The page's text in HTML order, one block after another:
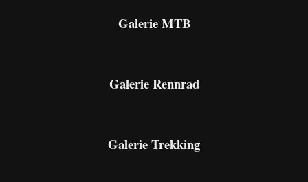
Galerie MTB
Galerie Rennrad
Galerie Trekking